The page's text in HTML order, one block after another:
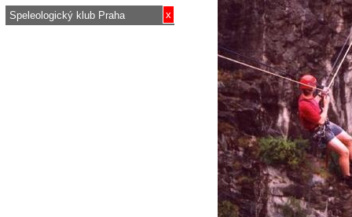
x
Speleologický klub Praha